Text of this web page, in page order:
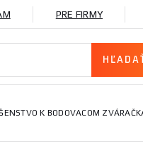
PRE FIRMY
K BODOVACOM